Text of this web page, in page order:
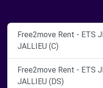
Free2move Rent - ETS
JALLIEU (C)
Free2move Rent - ETS
JALLIEU (DS)